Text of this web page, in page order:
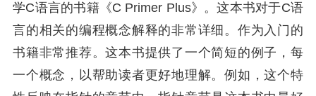
学C语言的书籍《C Primer Plus》。这本书对于C语
言的相关的编程概念解释的非常详细。作为入门的
书籍非常推荐。这本书提供了一个简短的例子，每
一个概念，以帮助读者更好地理解。例如，这个特